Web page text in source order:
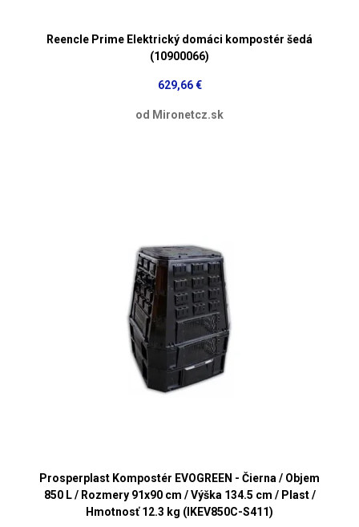
Reencle Prime Elektrický domáci kompostér šedá
(10900066)
629,66 €
od Mironetcz.sk
Prosperplast Kompostér EVOGREEN - Čierna / Objem
850 L / Rozmery 91x90 cm / Výška 134.5 cm / Plast /
Hmotnosť 12.3 kg (IKEV850C-S411)